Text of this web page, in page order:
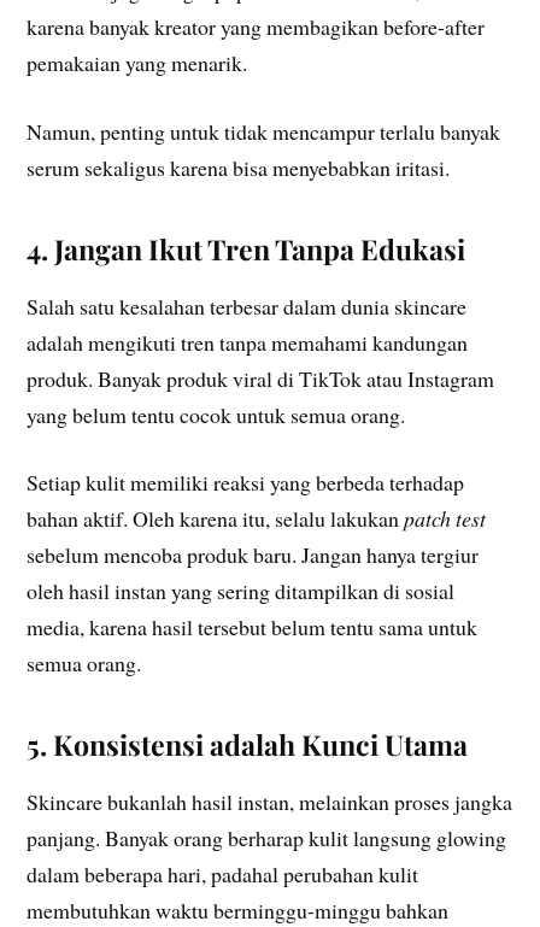
karena banyak kreator yang membagikan before-after
pemakaian yang menarik.
Namun, penting untuk tidak mencampur terlalu banyak
serum sekaligus karena bisa menyebabkan iritasi.
4. Jangan Ikut Tren Tanpa Edukasi
Salah satu kesalahan terbesar dalam dunia skincare
adalah mengikuti tren tanpa memahami kandungan
produk. Banyak produk viral di TikTok atau Instagram
yang belum tentu cocok untuk semua orang.
Setiap kulit memiliki reaksi yang berbeda terhadap
bahan aktif. Oleh karena itu, selalu lakukanpatch test
sebelum mencoba produk baru. Jangan hanya tergiur
oleh hasil instan yang sering ditampilkan di sosial
media, karena hasil tersebut belum tentu sama untuk
semua orang.
5. Konsistensi adalah Kunci Utama
Skincare bukanlah hasil instan, melainkan proses jangka
panjang. Banyak orang berharap kulit langsung glowing
dalam beberapa hari, padahal perubahan kulit
membutuhkan waktu berminggu-minggu bahkan